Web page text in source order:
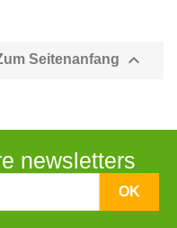
Seitenanfang 
newsletters